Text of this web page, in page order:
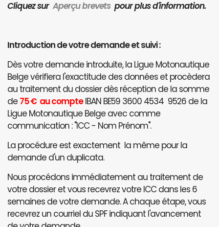
Cliquez surAperçu brevets pour plus d'information.
Introduction de votre demande et suivi :
Dès votre demande introduite, la Ligue Motonautique
Belge vérifiera l'exactitude des données et procèdera
au traitement du dossier dès réception de la somme
de 75 € au compteIBAN BE59 3600 4534 9526 de la
Ligue Motonautique Belge avec comme
communication : "ICC - Nom Prénom".
La procédure est exactement la même pour la
demande d'un duplicata.
Nous procédons immédiatement au traitement de
votre dossier et vous recevrez votre ICC dans les 6
semaines de votre demande. A chaque étape, vous
recevrez un courriel du SPF indiquant l'avancement